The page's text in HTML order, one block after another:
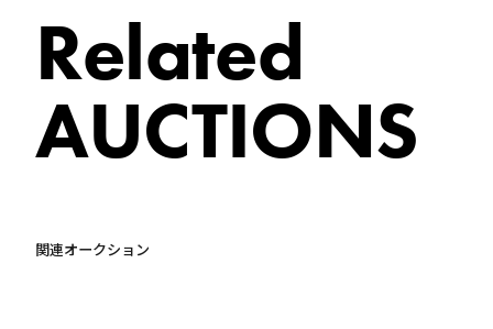
Related
AUCTIONS
関連オークション